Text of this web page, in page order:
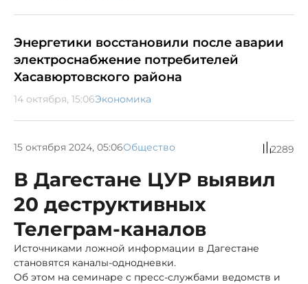
Энергетики восстановили после аварии
электроснабжение потребителей
Хасавюртовского района
14 октября, 15:06Экономика
15 октября 2024, 05:06Общество 2289
В Дагестане ЦУР выявил
20 деструктивных
Телеграм-каналов
Источниками ложной информации в Дагестане
становятся каналы-однодневки.
Об этом на семинаре с пресс-службами ведомств и